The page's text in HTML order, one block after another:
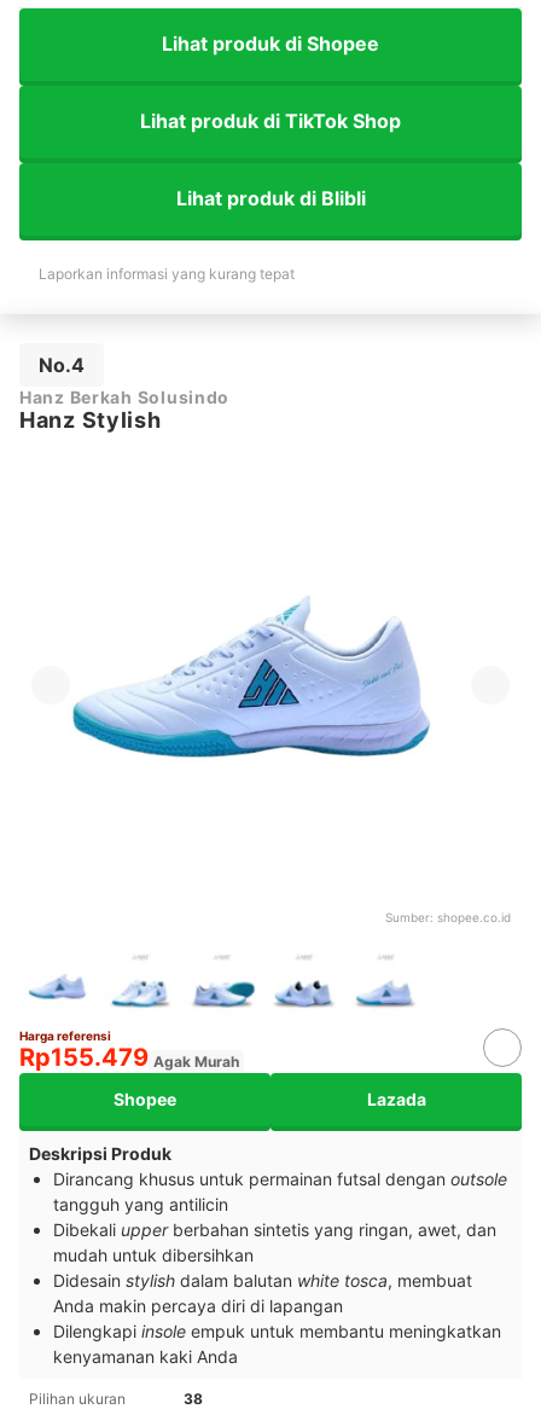
Lihat produk di Shopee
Lihat produk di TikTok Shop
Lihat produk di Blibli
Laporkan informasi yang kurang tepat
No.4
Hanz Berkah Solusindo
Hanz Stylish
Sumber: shopee.co.id
Harga referensi
Rp155.479 Agak Murah
Shopee Lazada
Deskripsi Produk
Dirancang khusus untuk permainan futsal dengan outsole
tangguh yang antilicin
Dibekali upperberbahan sintetis yang ringan, awet, dan
mudah untuk dibersihkan
Didesain stylish dalam balutan white tosca, membuat
Anda makin percaya diri di lapangan
Dilengkapi insole empuk untuk membantu meningkatkan
kenyamanan kaki Anda
Pilihan ukuran
38